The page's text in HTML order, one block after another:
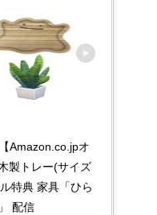
Amazon.co.jpオ
製トレー(サイズ
特典 家具「ひら
配信